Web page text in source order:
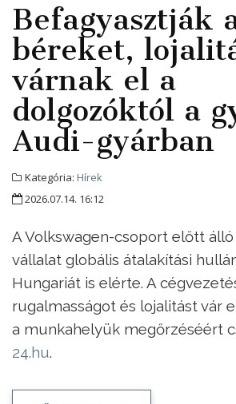
Befagyasztják
béreket,
várnak el a
dolgozóktól a
Audi-gyárban
Kategória: Hírek
2026.07.14. 16:12
A Volkswagen-csoport előtt álló
vállalat globális átalakítási
Hungariát is elérte. A
rugalmasságot és lojalitást vár
a munkahelyük megőrzéséért
24.hu.